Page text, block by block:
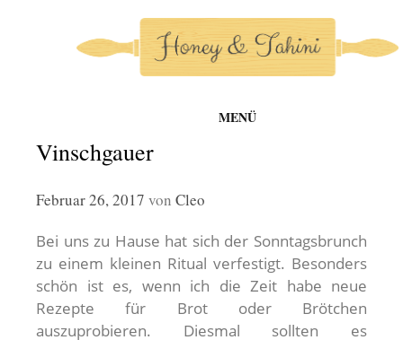
springen
MENÜ
honey-and-tahini
Vinschgauer
Februar 26, 2017 von Cleo
Bei uns zu Hause hat sich der Sonntagsbrunch
zu einem kleinen Ritual verfestigt. Besonders
schön ist es, wenn ich die Zeit habe neue
Rezepte für Brot oder Brötchen
auszuprobieren. Diesmal sollten es